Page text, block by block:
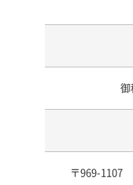
御
〒969-1107